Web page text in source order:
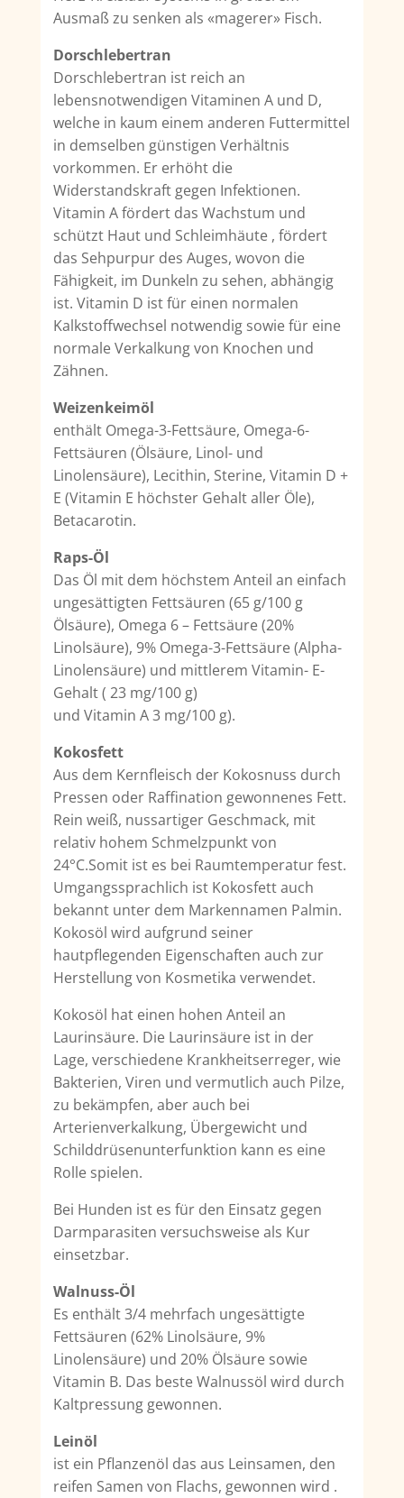
Ausmaß zu senken als «magerer» Fisch.
Dorschlebertran
Dorschlebertran ist reich an
lebensnotwendigen Vitaminen A und D,
welche in kaum einem anderen Futtermittel
in demselben günstigen Verhältnis
vorkommen. Er erhöht die
Widerstandskraft gegen Infektionen.
Vitamin A fördert das Wachstum und
schützt Haut und Schleimhäute , fördert
das Sehpurpur des Auges, wovon die
Fähigkeit, im Dunkeln zu sehen, abhängig
ist. Vitamin D ist für einen normalen
Kalkstoffwechsel notwendig sowie für eine
normale Verkalkung von Knochen und
Zähnen.
Weizenkeimöl
enthält Omega-3-Fettsäure, Omega-6-
Fettsäuren (Ölsäure, Linol- und
Linolensäure), Lecithin, Sterine, Vitamin D +
E (Vitamin E höchster Gehalt aller Öle),
Betacarotin.
Raps-Öl
Das Öl mit dem höchstem Anteil an einfach
ungesättigten Fettsäuren (65 g/100 g
Ölsäure), Omega 6 – Fettsäure (20%
Linolsäure), 9% Omega-3-Fettsäure (Alpha-
Linolensäure) und mittlerem Vitamin- E-
Gehalt ( 23 mg/100 g)
und Vitamin A 3 mg/100 g).
Kokosfett
Aus dem Kernfleisch der Kokosnuss durch
Pressen oder Raffination gewonnenes Fett.
Rein weiß, nussartiger Geschmack, mit
relativ hohem Schmelzpunkt von
24°C.Somit ist es bei Raumtemperatur fest.
Umgangssprachlich ist Kokosfett auch
bekannt unter dem Markennamen Palmin.
Kokosöl wird aufgrund seiner
hautpflegenden Eigenschaften auch zur
Herstellung von Kosmetika verwendet.
Kokosöl hat einen hohen Anteil an
Laurinsäure. Die Laurinsäure ist in der
Lage, verschiedene Krankheitserreger, wie
Bakterien, Viren und vermutlich auch Pilze,
zu bekämpfen, aber auch bei
Arterienverkalkung, Übergewicht und
Schilddrüsenunterfunktion kann es eine
Rolle spielen.
Bei Hunden ist es für den Einsatz gegen
Darmparasiten versuchsweise als Kur
einsetzbar.
Walnuss-Öl
Es enthält 3/4 mehrfach ungesättigte
Fettsäuren (62% Linolsäure, 9%
Linolensäure) und 20% Ölsäure sowie
Vitamin B. Das beste Walnussöl wird durch
Kaltpressung gewonnen.
Leinöl
ist ein Pflanzenöl das aus Leinsamen, den
reifen Samen von Flachs, gewonnen wird .